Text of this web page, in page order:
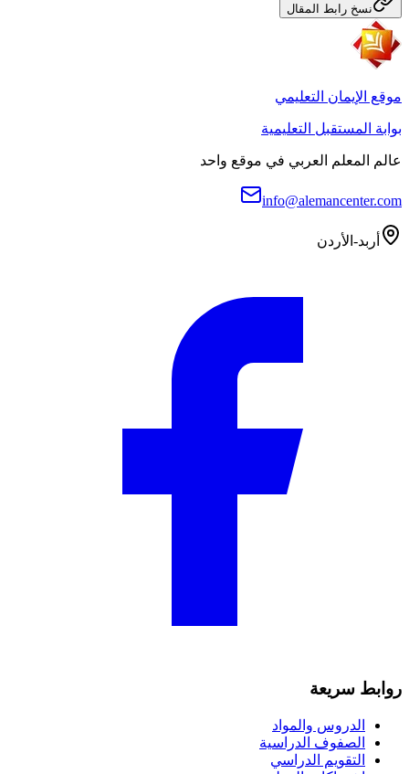
نسخ رابط المقال
موقع الإيمان التعليمي
بوابة المستقبل التعليمية
عالم المعلم العربي في موقع واحد
info@alemancenter.com
أربد-الأردن
روابط سريعة
الدروس والمواد
الصفوف الدراسية
التقويم الدراسي